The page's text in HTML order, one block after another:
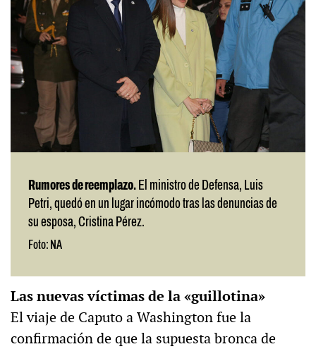
Rumores de reemplazo. El ministro de Defensa, Luis
Petri, quedó en un lugar incómodo tras las denuncias de
su esposa, Cristina Pérez.
Foto: NA
Las nuevas víctimas de la «guillotina»
El viaje de Caputo a Washington fue la
confirmación de que la supuesta bronca de